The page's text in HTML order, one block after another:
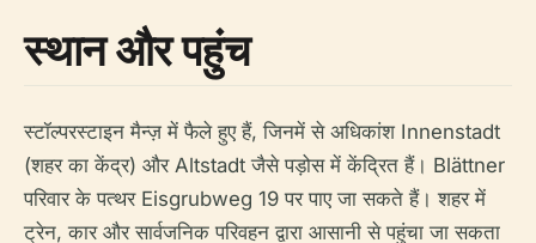
स्थान और पहुंच
स्टॉल्परस्टाइन मैन्ज़ में फैले हुए हैं, जिनमें से अधिकांश Innenstadt
(शहर का केंद्र) और Altstadt जैसे पड़ोस में केंद्रित हैं। Blättner
परिवार के पत्थर Eisgrubweg 19 पर पाए जा सकते हैं। शहर में
ट्रेन, कार और सार्वजनिक परिवहन द्वारा आसानी से पहुंचा जा सकता